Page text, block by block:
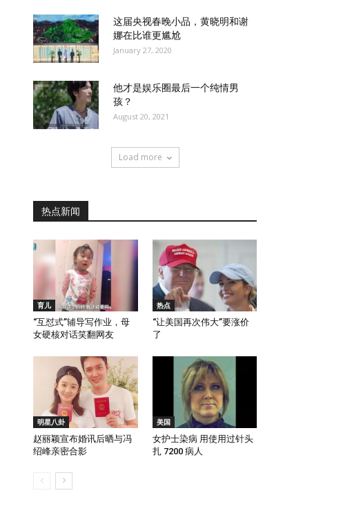
这届央视春晚小品，黄晓明和谢
娜在比谁更尴尬
January 27, 2020
他才是娱乐圈最后一个纯情男
孩？
August 20, 2021
Load more
热点新闻
育儿
“互怼式”辅导写作业，母
女硬核对话笑翻网友
热点
“让美国再次伟大”要涨价
了
明星八卦
赵丽颖宣布婚讯后晒与冯
绍峰亲密合影
美国
女护士染病 用使用过针头
扎 7200 病人